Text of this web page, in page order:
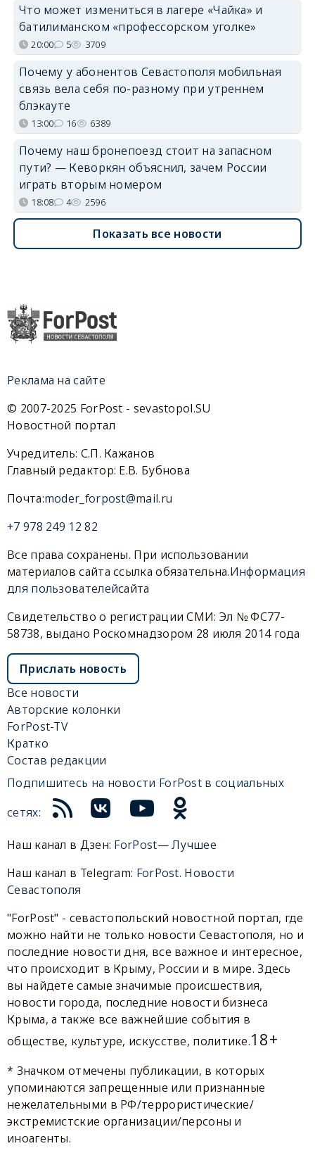
Что может измениться в лагере «Чайка» и
батилиманском «профессорском уголке»
20:00 5 3709
Почему у абонентов Севастополя мобильная
связь вела себя по-разному при утреннем
блэкауте
13:00 16 6389
Почему наш бронепоезд стоит на запасном
пути? — Кеворкян объяснил, зачем России
играть вторым номером
18:08 4 2596
Показать все новости
Реклама на сайте
© 2007-2025 ForPost - sevastopol.SU
Новостной портал
Учредитель: С.П. Кажанов
Главный редактор: Е.В. Бубнова
Почта:moder_forpost@mail.ru
+7 978 249 12 82
Все права сохранены. При использовании
материалов сайта ссылка обязательна.Информация
для пользователейсайта
Свидетельство о регистрации СМИ: Эл № ФС77-
58738, выдано Роскомнадзором 28 июля 2014 года
Прислать новость
Все новости
Авторские колонки
ForPost-TV
Кратко
Состав редакции
Подпишитесь на новости ForPost в социальных
сетях:
Наш канал в Дзен: ForPost— Лучшее
Наш канал в Telegram: ForPost. Новости
Севастополя
"ForPost" - севастопольский новостной портал, где
можно найти не только новости Севастополя, но и
последние новости дня, все важное и интересное,
что происходит в Крыму, России и в мире. Здесь
вы найдете самые значимые происшествия,
новости города, последние новости бизнеса
Крыма, а также все важнейшие события в
обществе, культуре, искусстве, политике.18+
* Значком отмечены публикации, в которых
упоминаются запрещенные или признанные
нежелательными в РФ/террористические/
экстремистские организации/персоны и
иноагенты.